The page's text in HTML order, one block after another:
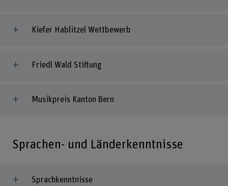
Kiefer Hablitzel Wettbewerb
Friedl Wald Stiftung
Musikpreis Kanton Bern
Sprachen- und Länderkenntnisse
Sprachkenntnisse